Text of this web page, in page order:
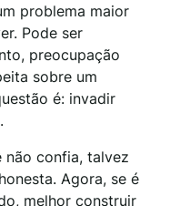
problema maior
Pode ser
preocupação
sobre um
é: invadir
não confia, talvez
Agora, se é
melhor construir